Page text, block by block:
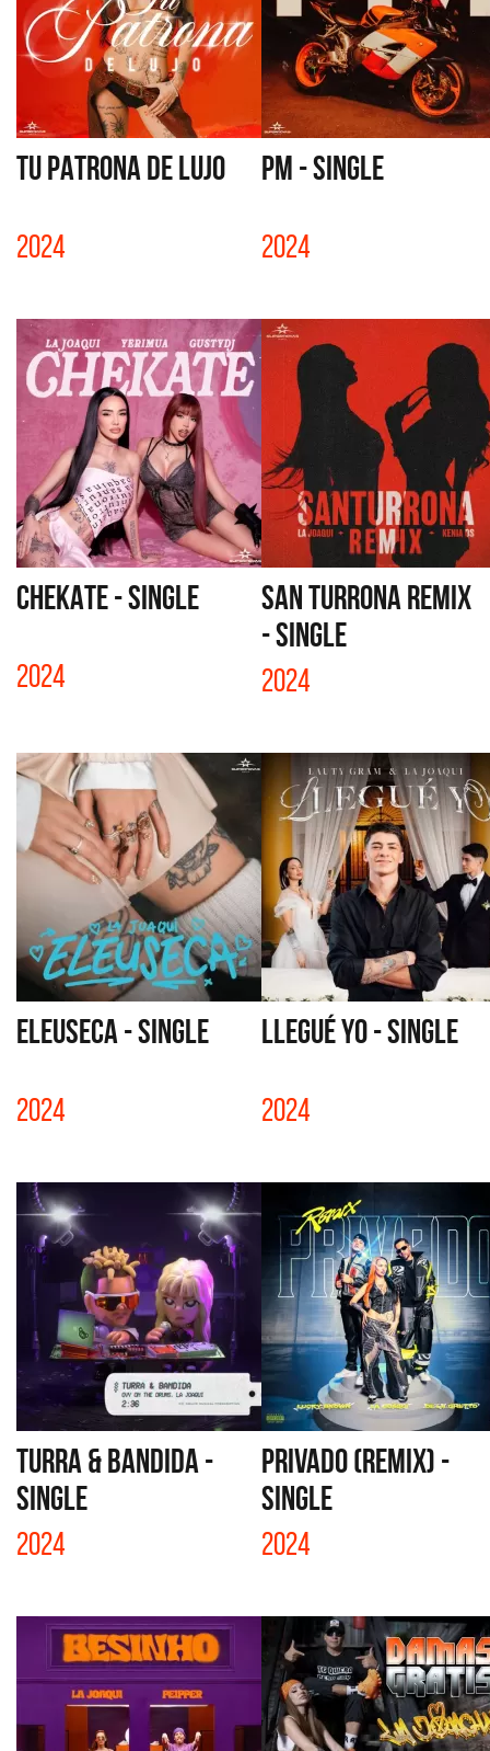
TU PATRONA DE LUJO
2024
PM - SINGLE
2024
CHEKATE - SINGLE
2024
SAN TURRONA REMIX
- SINGLE
2024
ELEUSECA - SINGLE
2024
LLEGUÉ YO - SINGLE
2024
TURRA & BANDIDA -
SINGLE
2024
PRIVADO (REMIX) -
SINGLE
2024